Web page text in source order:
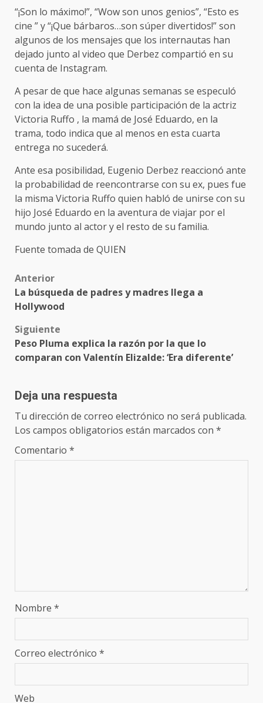
“¡Son lo máximo!”, “Wow son unos genios”, “Esto es
cine ” y “¡Que bárbaros…son súper divertidos!” son
algunos de los mensajes que los internautas han
dejado junto al video que Derbez compartió en su
cuenta de Instagram.
A pesar de que hace algunas semanas se especuló
con la idea de una posible participación de la actriz
Victoria Ruffo , la mamá de José Eduardo, en la
trama, todo indica que al menos en esta cuarta
entrega no sucederá.
Ante esa posibilidad, Eugenio Derbez reaccionó ante
la probabilidad de reencontrarse con su ex, pues fue
la misma Victoria Ruffo quien habló de unirse con su
hijo José Eduardo en la aventura de viajar por el
mundo junto al actor y el resto de su familia.
Fuente tomada de QUIEN
Post
navigation
Anterior
La búsqueda de padres y madres llega a
Hollywood
Siguiente
Peso Pluma explica la razón por la que lo
comparan con Valentín Elizalde: ‘Era diferente’
Deja una respuesta
Tu dirección de correo electrónico no será publicada.
Los campos obligatorios están marcados con *
Comentario *
Nombre *
Correo electrónico *
Web